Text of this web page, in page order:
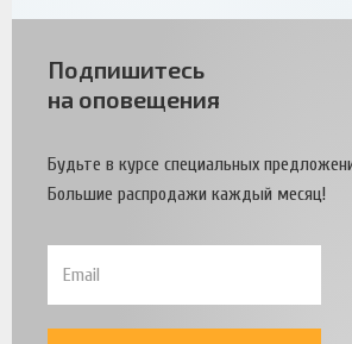
Подпишитесь
на оповещения
Будьте в курсе специальных
Большие распродажи каждый месяц!